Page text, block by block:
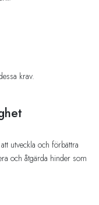
krav.
utveckla och förbättra
och åtgärda hinder som